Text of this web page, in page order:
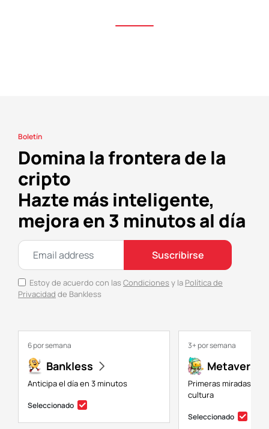
Boletín
Domina la frontera de la
cripto
Hazte más inteligente,
mejora en 3 minutos al día
Suscribirse
Estoy de acuerdo con las Condiciones y la Política de
Privacidad de Bankless
6 por semana
Bankless
Anticipa el día en 3 minutos
Seleccionado
3+ por semana
Metaversal
Primeras miradas a
cultura
Seleccionado